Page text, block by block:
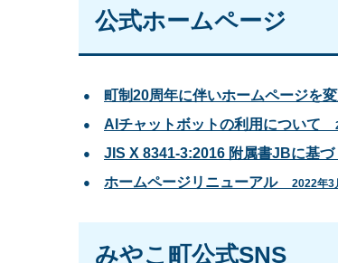
公式ホームページ
町制20周年に伴いホームページを
AIチャットボットの利用について
JIS X 8341-3:2016 附属書JBに基
ホームページリニューアル 2022年3
みやこ町公式SNS